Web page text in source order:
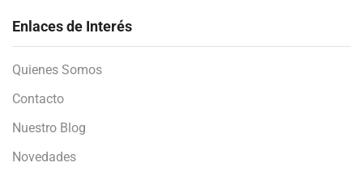
Enlaces de Interés
Quienes Somos
Contacto
Nuestro Blog
Novedades